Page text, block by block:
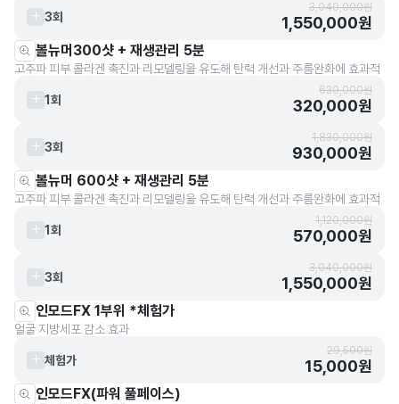
3회
3,040,000원
1,550,000원
볼뉴머300샷 + 재생관리 5분
고주파 피부 콜라겐 촉진과 리모델링을 유도해 탄력 개선과 주름완화에 효과적
1회
630,000원
320,000원
3회
1,830,000원
930,000원
볼뉴머 600샷 + 재생관리 5분
고주파 피부 콜라겐 촉진과 리모델링을 유도해 탄력 개선과 주름완화에 효과적
1회
1,120,000원
570,000원
3회
3,040,000원
1,550,000원
인모드FX 1부위 *체험가
얼굴 지방세포 감소 효과
체험가
29,500원
15,000원
인모드FX(파워 풀페이스)